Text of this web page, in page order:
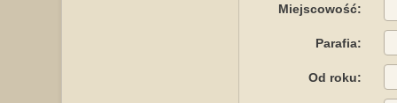
Miejscowość:
Parafia:
Od roku: